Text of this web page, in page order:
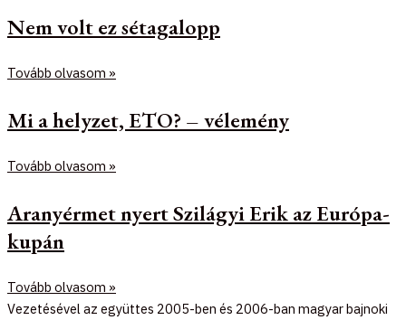
Nem volt ez sétagalopp
Tovább olvasom »
Mi a helyzet, ETO? – vélemény
Tovább olvasom »
Aranyérmet nyert Szilágyi Erik az Európa-
kupán
Tovább olvasom »
Vezetésével az együttes 2005-ben és 2006-ban magyar bajnoki